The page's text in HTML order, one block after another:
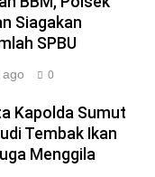
Siagakan
SPBU
0
Kapolda Sumut
Tembak Ikan
Menggila